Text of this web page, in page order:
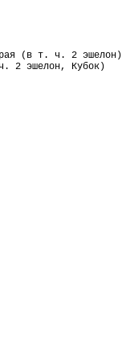
(в т. ч. 2 эшелон)
2 эшелон, Кубок)